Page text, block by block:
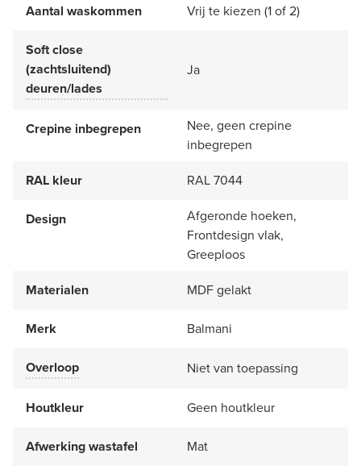
Aantal waskommen Vrij te kiezen (1 of 2)
Soft close
(zachtsluitend)
deuren/lades
Ja
Crepine inbegrepen
Nee, geen crepine
inbegrepen
RAL kleur
RAL 7044
Design
Afgeronde hoeken,
Frontdesign vlak,
Greeploos
Materialen
MDF gelakt
Merk Balmani
Overloop Niet van toepassing
Houtkleur Geen houtkleur
Afwerking wastafel Mat